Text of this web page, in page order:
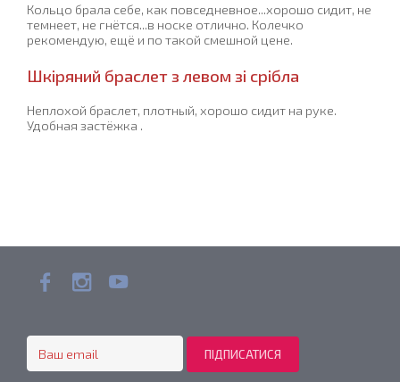
Кольцо брала себе, как повседневное...хорошо сидит, не
темнеет, не гнётся...в носке отлично. Колечко
рекомендую, ещё и по такой смешной цене.
Шкіряний браслет з левом зі срібла
Неплохой браслет, плотный, хорошо сидит на руке.
Удобная застёжка .